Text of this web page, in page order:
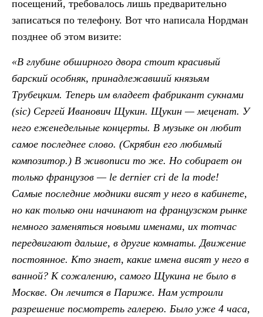
посещений, требовалось лишь предварительно
записаться по телефону. Вот что написала Нордман
позднее об этом визите:
«В глубине обширного двора стоит красивый
барский особняк, принадлежавший князьям
Трубецким. Теперь им владеет фабрикант сукнами
(sic) Сергей Иванович Щукин. Щукин — меценат. У
него еженедельные концерты. В музыке он любит
самое последнее слово. (Скрябин его любимый
композитор.) В живописи то же. Но собирает он
только французов — le dernier cri de la mode!
Самые последние модники висят у него в кабинете,
но как только они начинают на французском рынке
немного заменяться новыми именами, их тотчас
передвигают дальше, в другие комнаты. Движение
постоянное. Кто знает, какие имена висят у него в
ванной? К сожалению, самого Щукина не было в
Москве. Он лечится в Париже. Нам устроили
разрешение посмотреть галерею. Было уже 4 часа,